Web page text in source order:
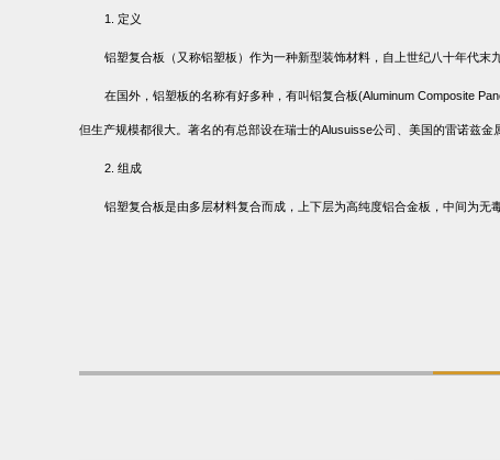
1. 定义
铝塑复合板（又称铝塑板）作为一种新型装饰材料，自上世纪八十年代
在国外，铝塑板的名称有好多种，有叫铝复合板(Aluminum Composite
但生产规模都很大。著名的有总部设在瑞士的Alusuisse公司、美国的雷诺兹金
2. 组成
铝塑复合板是由多层材料复合而成，上下层为高纯度铝合金板，中间为无